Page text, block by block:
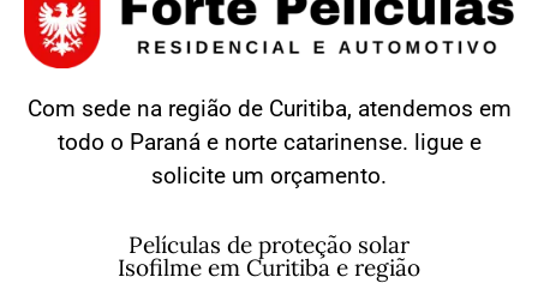
Com sede na região de Curitiba, atendemos em
todo o Paraná e norte catarinense. ligue e
solicite um orçamento.
Películas de proteção solar
Isofilme em Curitiba e região